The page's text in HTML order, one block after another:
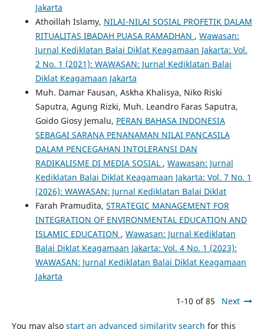
Jakarta
Athoillah Islamy, NILAI-NILAI SOSIAL PROFETIK DALAM
RITUALITAS IBADAH PUASA RAMADHAN , Wawasan:
Jurnal Kediklatan Balai Diklat Keagamaan Jakarta: Vol.
2 No. 1 (2021): WAWASAN: Jurnal Kediklatan Balai
Diklat Keagamaan Jakarta
Muh. Damar Fausan, Askha Khalisya, Niko Riski
Saputra, Agung Rizki, Muh. Leandro Faras Saputra,
Goido Giosy Jemalu, PERAN BAHASA INDONESIA
SEBAGAI SARANA PENANAMAN NILAI PANCASILA
DALAM PENCEGAHAN INTOLERANSI DAN
RADIKALISME DI MEDIA SOSIAL , Wawasan: Jurnal
Kediklatan Balai Diklat Keagamaan Jakarta: Vol. 7 No. 1
(2026): WAWASAN: Jurnal Kediklatan Balai Diklat
Farah Pramudita, STRATEGIC MANAGEMENT FOR
INTEGRATION OF ENVIRONMENTAL EDUCATION AND
ISLAMIC EDUCATION , Wawasan: Jurnal Kediklatan
Balai Diklat Keagamaan Jakarta: Vol. 4 No. 1 (2023):
WAWASAN: Jurnal Kediklatan Balai Diklat Keagamaan
Jakarta
1-10 of 85 Next
You may also start an advanced similarity search for this